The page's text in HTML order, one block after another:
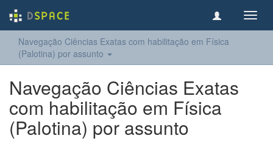
Navegação Ciências Exatas com habilitação em Física
(Palotina) por assunto
Navegação Ciências Exatas
com habilitação em Física
(Palotina) por assunto